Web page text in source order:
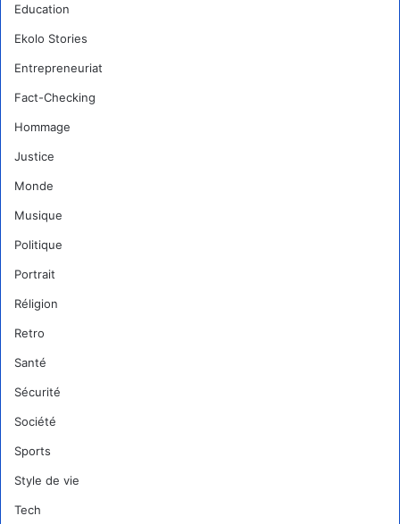
Education
Ekolo Stories
Entrepreneuriat
Fact-Checking
Hommage
Justice
Monde
Musique
Politique
Portrait
Réligion
Retro
Santé
Sécurité
Société
Sports
Style de vie
Tech